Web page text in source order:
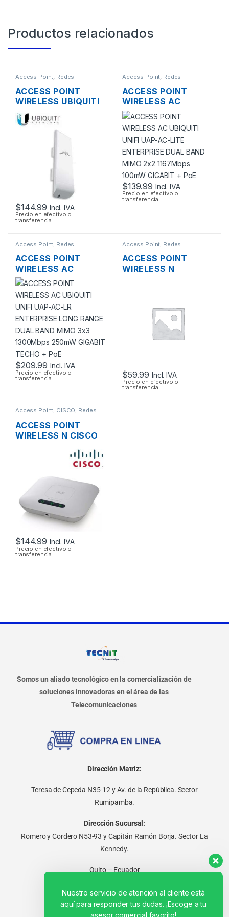
Productos relacionados
Access Point Redes
ACCESS POINT
WIRELESS UBIQUITI
NANOSTATION M5
AIRMAX 5GHZ 16DBI
MIMO 500MW
OUTDOOR
$144.99 Incl. IVA
Precio en efectivo o
transferencia
Access Point Redes
ACCESS POINT
WIRELESS AC
UBIQUITI UNIFI UAP-
AC-LITE ENTERPRISE
DUAL BAND MIMO
2×2 1167MBPS
100MW GIGABIT +
POE
$139.99 Incl. IVA
Precio en efectivo o
transferencia
Access Point Redes
ACCESS POINT
WIRELESS AC
UBIQUITI UNIFI UAP-
AC-LR ENTERPRISE
LONG RANGE DUAL
BAND MIMO 3×3
1300MBPS 250MW
GIGABIT TECHO +
POE
$209.99 Incl. IVA
Precio en efectivo o
transferencia
Access Point Redes
ACCESS POINT
WIRELESS N
DUAL BAND GIGABIT
SOPORTA POE
$59.99 Incl. IVA
Precio en efectivo o
transferencia
Access Point, CISCO, Redes
ACCESS POINT
WIRELESS N CISCO
DOS ANTENAS INT.
300MBPS SOPORTE
POE + FUENTE
$144.99 Incl. IVA
Precio en efectivo o
transferencia
Somos un aliado tecnológico en la comercialización de
soluciones innovadoras en el área de las
Telecomunicaciones
Dirección Matriz:
Teresa de Cepeda N35-12 y Av. de la República. Sector
Rumipamba.
Dirección Sucursal:
Romero y Cordero N53-93 y Capitán Ramón Borja. Sector La
Kennedy.
Quito – Ecuador
Nuestro servicio de atención al cliente está
aquí para responder tus dudas. ¡Escoge a tu